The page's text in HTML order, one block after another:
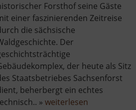
Forsthof seine Gäste
einer faszinierenden Zeitreise
die sächsische
Der
der heute als Sitz
Staatsbetriebes Sachsenforst
beherbergt ein echtes
»weiterlesen